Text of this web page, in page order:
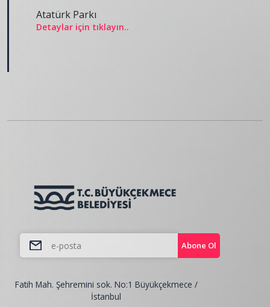
Atatürk Parkı
Detaylar için tıklayın..
Abone Ol
Fatih Mah. Şehremini sok. No:1 Büyükçekmece /
İstanbul